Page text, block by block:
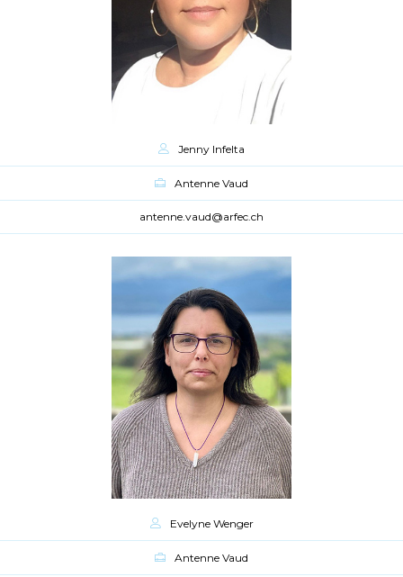
Jenny Infelta
Antenne Vaud
antenne.vaud@arfec.ch
Evelyne Wenger
Antenne Vaud